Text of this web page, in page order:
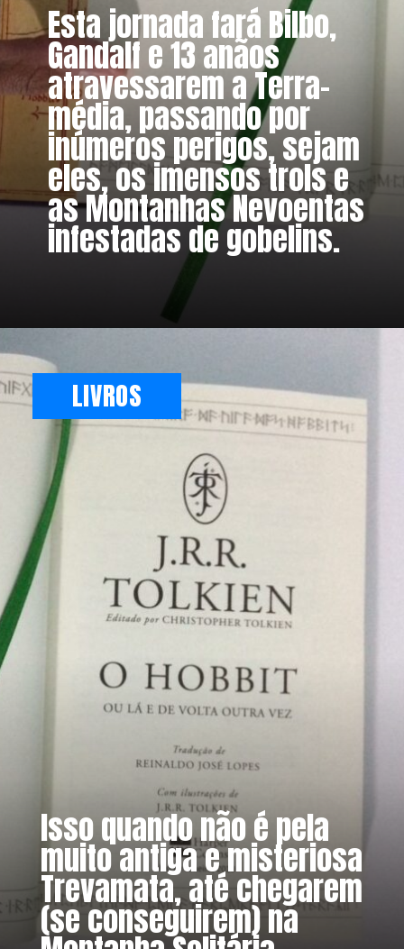
Esta jornada fará Bilbo,
Gandalf e 13 anãos
atravessarem a Terra-
média, passando por
inúmeros perigos, sejam
eles, os imensos trols e
as Montanhas Nevoentas
infestadas de gobelins.
Isso quando não é pela
muito antiga e misteriosa
Trevamata, até chegarem
(se conseguirem) na
LIVROS